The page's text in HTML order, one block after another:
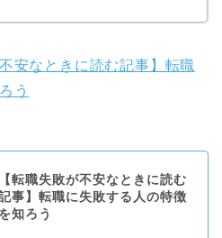
安なときに読む記事】転職
う
【転職失敗が不安なときに読む
事】転職に失敗する人の特徴
を知ろう